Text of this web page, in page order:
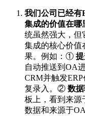
我们公司已经有
集成的价值在哪
统虽然强大，但
集成的核心价值
果。例如：①
自动推送到OA
CRM并触发
复录入。② 数
板上，看到来源
数据和来源于